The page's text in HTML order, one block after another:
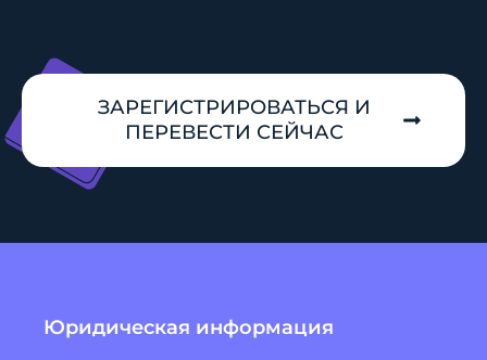
ЗАРЕГИСТРИРОВАТЬСЯ И
ПЕРЕВЕСТИ СЕЙЧАС
Юридическая информация